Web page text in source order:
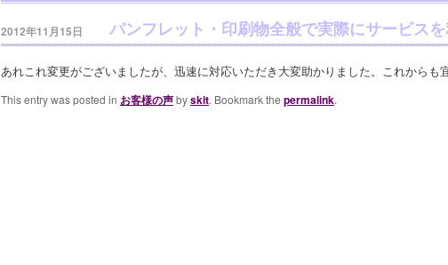
パンフレット・印刷物全般で実際にサービスを
2012年11月15日
あれこれ変更がございましたが、迅速に対応いただき大変助かりました。これからも
This entry was posted in お客様の声byskit. Bookmark the permalink.